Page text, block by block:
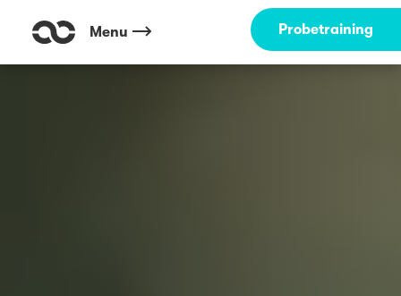
Menu Probetraining